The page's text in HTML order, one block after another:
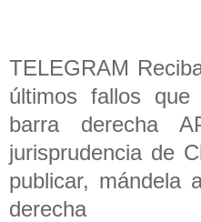
TELEGRAM
últimos fallos
barra derecha
jurisprudencia de
publicar, mándela
derecha